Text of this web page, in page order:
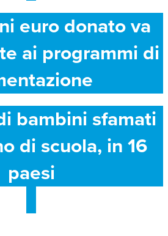
euro donato va
ai programmi di
bambini sfamati
di scuola, in 16
paesi